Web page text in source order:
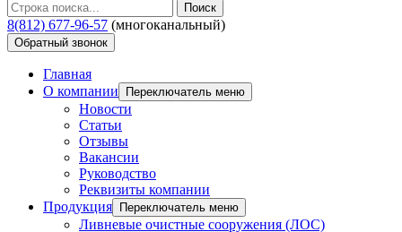
Поиск
8(812) 677-96-57 (многоканальный)
Обратный звонок
Главная
О компании
Переключатель меню
Новости
Статьи
Отзывы
Вакансии
Руководство
Реквизиты компании
Продукция
Переключатель меню
Ливневые очистные сооружения (ЛОС)